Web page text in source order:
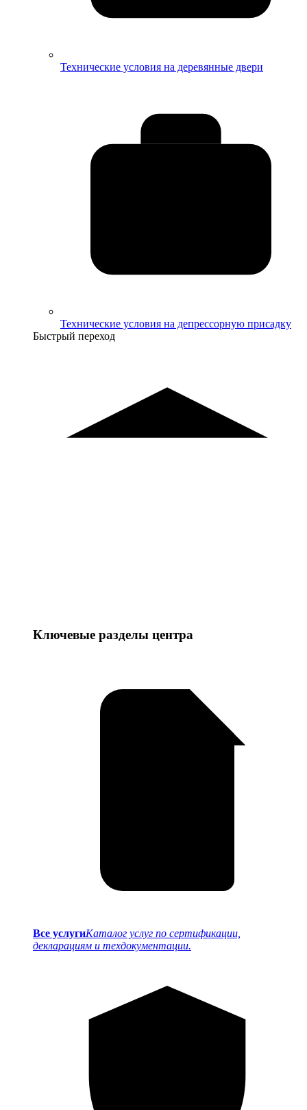
Технические условия на деревянные двери
Технические условия на депрессорную присадку
Быстрый переход
Ключевые разделы центра
Все услугиКаталог услуг по сертификации,
декларациям и техдокументации.